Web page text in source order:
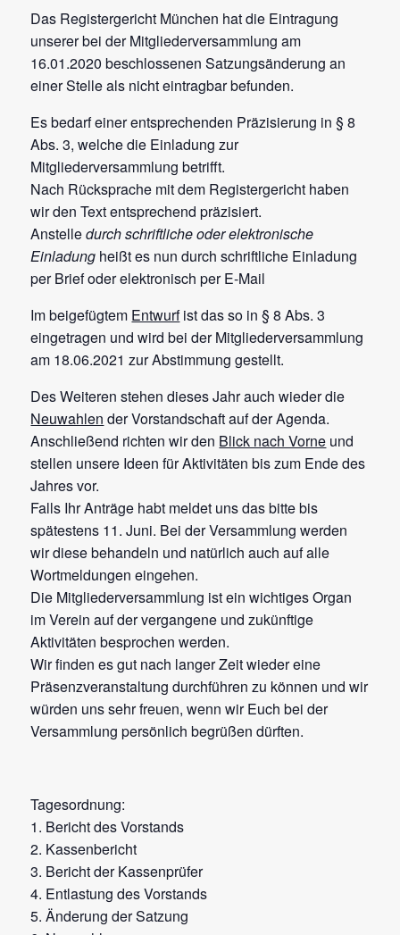
Das Registergericht München hat die Eintragung
unserer bei der Mitgliederversammlung am
16.01.2020 beschlossenen Satzungsänderung an
einer Stelle als nicht eintragbar befunden.
Es bedarf einer entsprechenden Präzisierung in § 8
Abs. 3, welche die Einladung zur
Mitgliederversammlung betrifft.
Nach Rücksprache mit dem Registergericht haben
wir den Text entsprechend präzisiert.
Anstelledurch schriftliche oder elektronische
Einladung heißt es nun durch schriftliche Einladung
per Brief oder elektronisch per E-Mail
Im beigefügtem Entwurfist das so in § 8 Abs. 3
eingetragen und wird bei der Mitgliederversammlung
am 18.06.2021 zur Abstimmung gestellt.
Des Weiteren stehen dieses Jahr auch wieder die
Neuwahlen der Vorstandschaft auf der Agenda.
Anschließend richten wir den Blick nach Vorne und
stellen unsere Ideen für Aktivitäten bis zum Ende des
Jahres vor.
Falls Ihr Anträge habt meldet uns das bitte bis
spätestens 11. Juni. Bei der Versammlung werden
wir diese behandeln und natürlich auch auf alle
Wortmeldungen eingehen.
Die Mitgliederversammlung ist ein wichtiges Organ
im Verein auf der vergangene und zukünftige
Aktivitäten besprochen werden.
Wir finden es gut nach langer Zeit wieder eine
Präsenzveranstaltung durchführen zu können und wir
würden uns sehr freuen, wenn wir Euch bei der
Versammlung persönlich begrüßen dürften.
Tagesordnung:
1. Bericht des Vorstands
2. Kassenbericht
3. Bericht der Kassenprüfer
4. Entlastung des Vorstands
5. Änderung der Satzung